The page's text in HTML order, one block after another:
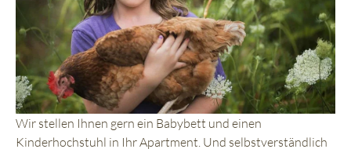
Wir stellen Ihnen gern ein Babybett und einen
Kinderhochstuhl in Ihr Apartment. Und selbstverständlich